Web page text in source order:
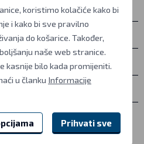
koristimo kolačiće kako bi
i kako bi sve pravilno
do košarice. Također,
naše web stranice.
kasnije bilo kada promijeniti.
u članku Informacije
Prihvati sve